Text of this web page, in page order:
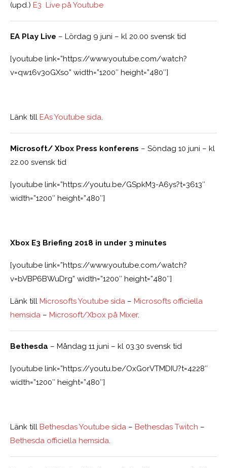
(upd.) E3 Live på Youtube
EA Play Live – Lördag 9 juni – kl 20.00 svensk tid
[youtube link=”https://www.youtube.com/watch?
v=qw16v3oGXso” width=”1200″ height=”480″]
Länk till EAs Youtube sida.
Microsoft/ Xbox Press konferens – Söndag 10 juni – kl
22.00 svensk tid
[youtube link=”https://youtu.be/GSpkM3-A6ys?t=3613″
width=”1200″ height=”480″]
Xbox E3 Briefing 2018 in under 3 minutes
[youtube link=”https://www.youtube.com/watch?
v=bVBP6BWuDrg” width=”1200″ height=”480″]
Länk till Microsofts Youtube sida – Microsofts officiella
hemsida – Microsoft/Xbox på Mixer.
Bethesda – Måndag 11 juni – kl 03.30 svensk tid
[youtube link=”https://youtu.be/OxGorVTMDIU?t=4228″
width=”1200″ height=”480″]
Länk till Bethesdas Youtube sida – Bethesdas Twitch –
Bethesda officiella hemsida.